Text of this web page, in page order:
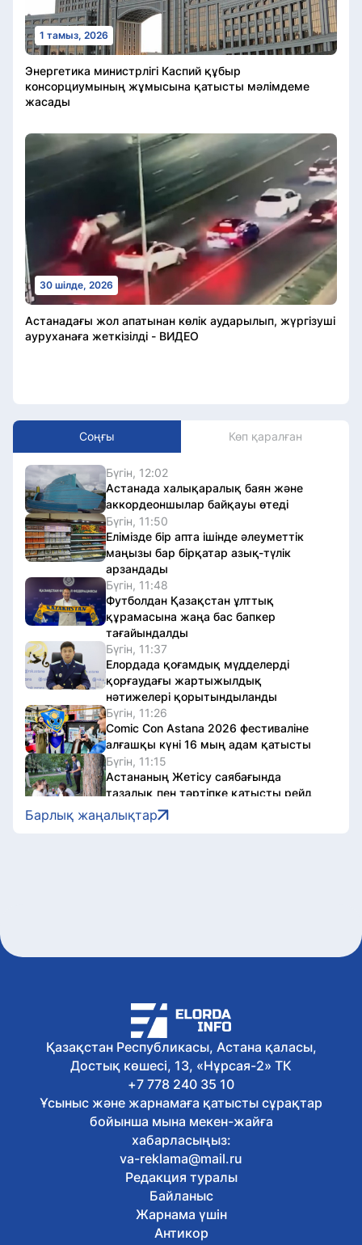
1 тамыз, 2026
Энергетика министрлігі Каспий құбыр
консорциумының жұмысына қатысты мәлімдеме
жасады
30 шілде, 2026
Астанадағы жол апатынан көлік аударылып, жүргізуші
ауруханаға жеткізілді - ВИДЕО
Соңғы Көп қаралған
Бүгін, 12:02
Астанада халықаралық баян және
аккордеоншылар байқауы өтеді
Бүгін, 11:50
Елімізде бір апта ішінде әлеуметтік
маңызы бар бірқатар азық-түлік
арзандады
Бүгін, 11:48
Футболдан Қазақстан ұлттық
құрамасына жаңа бас бапкер
тағайындалды
Бүгін, 11:37
Елордада қоғамдық мүдделерді
қорғаудағы жартыжылдық
нәтижелері қорытындыланды
Бүгін, 11:26
Comic Con Astana 2026 фестиваліне
алғашқы күні 16 мың адам қатысты
Бүгін, 11:15
Астананың Жетісу саябағында
тазалық пен тәртіпке қатысты рейд
жүргізілді
Бүгін, 11:02
Елордада қоғамдық тәртіпті бұзғаны
үшін екі азамат әкімшілік қамауға
алынды – ВИДЕО
Бүгін, 10:01
Қазақстандық мектеп директорлары
Қытайда жасанды интеллектіні білім
саласына енгізу тәжірибесін меңгерді
Бүгін, 09:46
Блогер Қайсар Қамза Вьетнамнан
Қазақстанға экстрадицияланды
Бүгін, 09:35
Қазақстандық ескекшілер
Жапониядағы Азия чемпионатында екі
алтын медаль жеңіп алды
Бүгін, 09:17
Comic Con Astana 2026 фестивалінің
Барлық жаңалықтар
Қазақстан Республикасы, Астана қаласы,
Достық көшесі, 13, «Нұрсая-2» ТК
+7 778 240 35 10
Ұсыныс және жарнамаға қатысты сұрақтар
бойынша мына мекен-жайға
хабарласыңыз:
va-reklama@mail.ru
Редакция туралы
Байланыс
Жарнама үшін
Антикор